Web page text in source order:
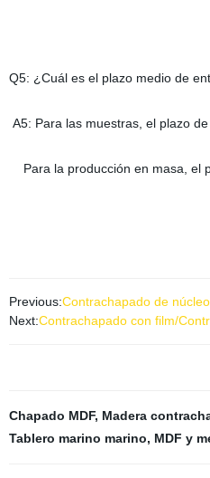
Q5: ¿Cuál es el plazo medio de
A5: Para las muestras, el plazo
Para la producción en masa, el
Previous:Contrachapado de
Next:Contrachapado con film/
Chapado MDF, Madera
Tablero marino marino, MDF y